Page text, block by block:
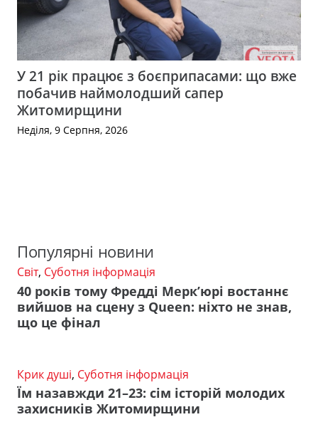
У 21 рік працює з боєприпасами: що вже
побачив наймолодший сапер
Житомирщини
Неділя, 9 Серпня, 2026
Популярні новини
Світ, Суботня інформація
40 років тому Фредді Мерк’юрі востаннє
вийшов на сцену з Queen: ніхто не знав,
що це фінал
Крик душі, Суботня інформація
Їм назавжди 21–23: сім історій молодих
захисників Житомирщини